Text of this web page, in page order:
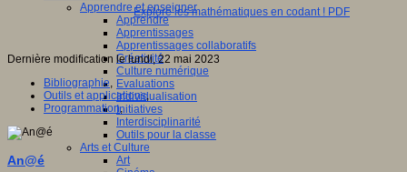
Apprendre et enseigner
Apprendre
Apprentissages
Apprentissages collaboratifs
Créativité
Culture numérique
Evaluations
Individualisation
Initiatives
Interdisciplinarité
Outils pour la classe
Arts et Culture
Art
Explore les mathématiques en codant ! PDF
Dernière modification le lundi, 22 mai 2023
Bibliographie,
Outils et applications,
Programmation,
An@é